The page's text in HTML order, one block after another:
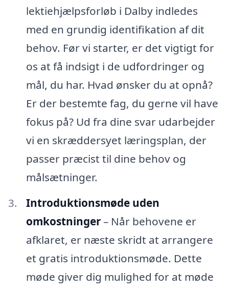
lektiehjælpsforløb i Dalby indledes
med en grundig identifikation af dit
behov. Før vi starter, er det vigtigt for
os at få indsigt i de udfordringer og
mål, du har. Hvad ønsker du at opnå?
Er der bestemte fag, du gerne vil have
fokus på? Ud fra dine svar udarbejder
vi en skræddersyet læringsplan, der
passer præcist til dine behov og
målsætninger.
Introduktionsmøde uden
omkostninger– Når behovene er
afklaret, er næste skridt at arrangere
et gratis introduktionsmøde. Dette
møde giver dig mulighed for at møde